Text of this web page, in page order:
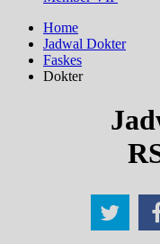
Home
Jadwal Dokter
Faskes
Dokter